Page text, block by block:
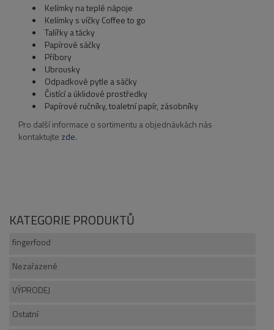
Kelímky na teplé nápoje
Kelímky s víčky Coffee to go
Talířky a tácky
Papírové sáčky
Příbory
Ubrousky
Odpadkové pytle a sáčky
Čistící a úklidové prostředky
Papírové ručníky, toaletní papír, zásobníky
Pro další informace o sortimentu a objednávkách nás
kontaktujte zde.
KATEGORIE PRODUKTŮ
fingerfood
Nezařazené
VÝPRODEJ
Ostatní